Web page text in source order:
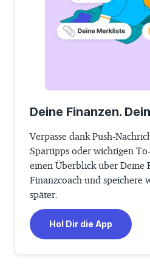
Deine Finanzen.
Verpasse dank Push-
Spartipps oder wichtigen
einen Überblick über Deine
Finanzcoach und speichere
später.
Hol Dir die App